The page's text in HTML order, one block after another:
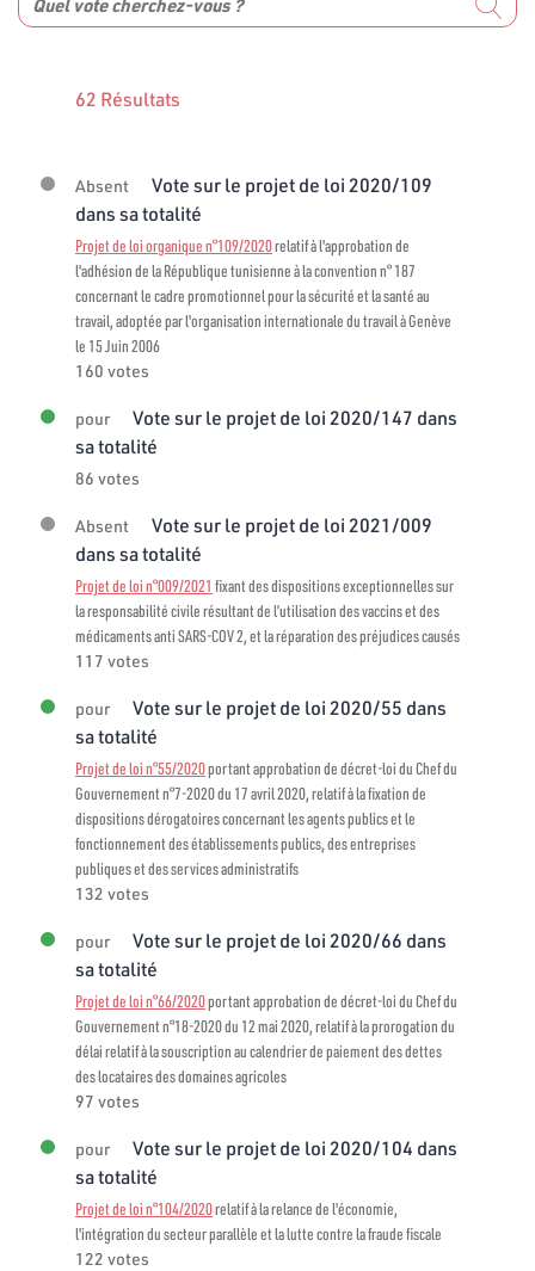
62 Résultats
Absent
Vote sur le projet de loi 2020/109
dans sa totalité
Projet de loi organique n°109/2020relatif à l'approbation de
l'adhésion de la République tunisienne à la convention n° 187
concernant le cadre promotionnel pour la sécurité et la santé au
travail, adoptée par l'organisation internationale du travail à Genève
le 15 Juin 2006
160 votes
pour
Vote sur le projet de loi 2020/147 dans
sa totalité
86 votes
Absent
Vote sur le projet de loi 2021/009
dans sa totalité
Projet de loi n°009/2021 fixant des dispositions exceptionnelles sur
la responsabilité civile résultant de l’utilisation des vaccins et des
médicaments anti SARS-COV 2, et la réparation des préjudices causés
117 votes
pour
Vote sur le projet de loi 2020/55 dans
sa totalité
Projet de loi n°55/2020portant approbation de décret-loi du Chef du
Gouvernement n°7-2020 du 17 avril 2020, relatif à la fixation de
dispositions dérogatoires concernant les agents publics et le
fonctionnement des établissements publics, des entreprises
publiques et des services administratifs
132 votes
pour
Vote sur le projet de loi 2020/66 dans
sa totalité
Projet de loi n°66/2020portant approbation de décret-loi du Chef du
Gouvernement n°18-2020 du 12 mai 2020, relatif à la prorogation du
délai relatif à la souscription au calendrier de paiement des dettes
des locataires des domaines agricoles
97 votes
pour
Vote sur le projet de loi 2020/104 dans
sa totalité
Projet de loi n°104/2020relatif à la relance de l'économie,
l'intégration du secteur parallèle et la lutte contre la fraude fiscale
122 votes